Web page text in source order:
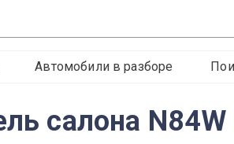
Автомобили в разборе
салона N84W